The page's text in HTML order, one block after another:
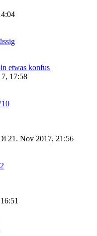
etwas konfus
17:58
21. Nov 2017, 21:56